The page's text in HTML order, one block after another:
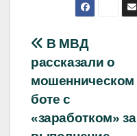
Навигация
по
записям
В МВД
рассказали о
мошенническом
боте с
«заработком» за